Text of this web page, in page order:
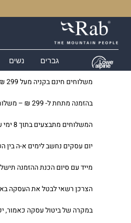
גברים נשים
משלוחים חינם בקניה מעל 299 ₪
בהזמנה מתחת ל- 299 ₪ – משלוח בעלות של ₪30
המשלוחים מתבצעים בתוך 8 ימי עסקים ממועד אישור ההזמנה
יום עסקים נחשב לימים א-ה בין השעות 9:00-17:00 ללא
מייד עם סיום הכנת ההזמנה
הצרכן רשאי לבטל את העסקה באחת מהדרכים שיצוינו להלן,
במקרה של ביטול עסקה כאמור, יקבל הצרכן את